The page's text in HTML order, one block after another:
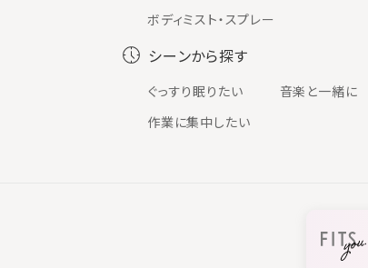
ボディミスト・スプレー
シーンから探す
ぐっすり眠りたい 音楽と一緒に
作業に集中したい